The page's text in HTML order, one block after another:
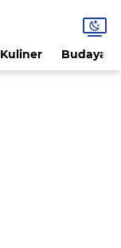
Kuliner Budaya